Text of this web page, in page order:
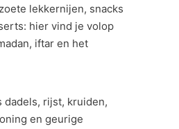
lekkernijen, snacks
hier vind je volop
iftar en het
dadels, rijst, kruiden,
en geurige